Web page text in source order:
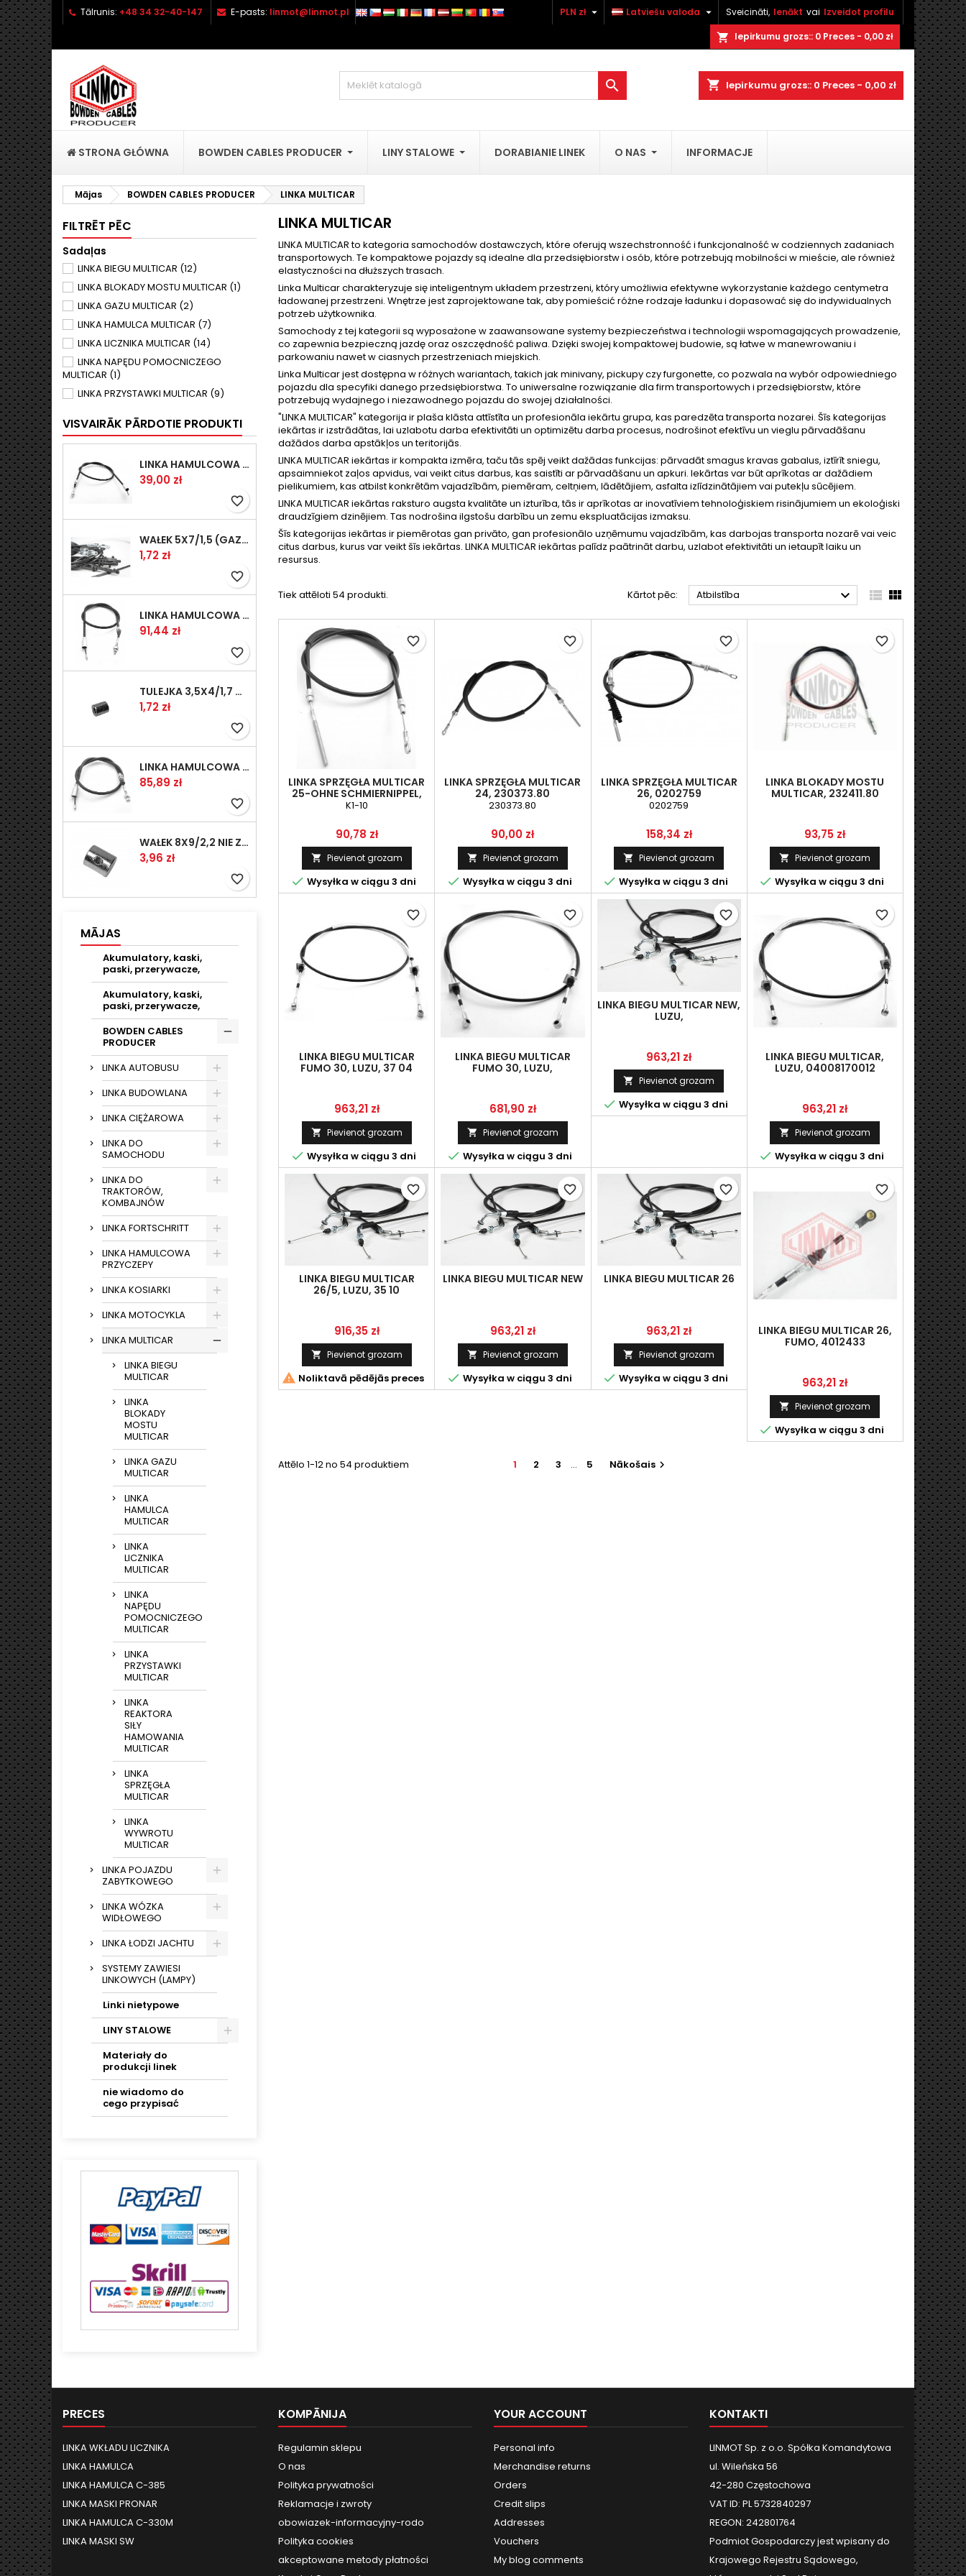
×
×
Wishlist name
Atsaukt Create wishlist
×
((confirmMessage))
×
You need to be logged in to save products in your wishlist.
Tālrunis: +48 34 32-40-147 E-pasts: linmot@linmot.pl Sveicināti, Ienākt vai Izveidot profilu
Latviešu valoda 
PLN zł 
shopping_cart Iepirkumu grozs:: 0 Preces - 0,00 zł
shopping_cart Iepirkumu grozs:: 0 Preces - 0,00 zł

STRONA GŁÓWNA BOWDEN CABLES PRODUCER LINY STALOWE DORABIANIE LINEK O NAS INFORMACJE
Mājas BOWDEN CABLES PRODUCER LINKA MULTICAR
FILTRĒT PĒC
Sadaļas
LINKA BIEGU MULTICAR (12)
LINKA BLOKADY MOSTU MULTICAR (1)
LINKA GAZU MULTICAR (2)
LINKA HAMULCA MULTICAR (7)
LINKA LICZNIKA MULTICAR (14)
LINKA NAPĘDU POMOCNICZEGO
MULTICAR (1)
LINKA PRZYSTAWKI MULTICAR (9)
MULTICAR(3)
LINKA SPRZĘGŁA MULTICAR(4)
LINKA WYWROTU MULTICAR(1)
VISVAIRĀK PĀRDOTIE PRODUKTI
LINKA HAMULCOWA PRZYCZEPY KNOTT 1440/1230 33921-1.14
Cena
39,00 zł
favorite_border
WAŁEK 5X7/1,5 (GAZ WSK)(PR5)
Cena
1,72 zł
favorite_border
LINKA HAMULCOWA PRZYCZEPY KNOTT 1240/1030 33921-1.11S
Cena
91,44 zł
favorite_border
TULEJKA 3,5X4/1,7 GAZÓW -OCYNK
Cena
1,72 zł
favorite_border
LINKA HAMULCOWA PRZYCZEPY KNOTT 1040/830 33921-1.07S
Cena
85,89 zł
favorite_border
WAŁEK 8X9/2,2 NIE ZAMAWIAĆ
Cena
3,96 zł
favorite_border
MĀJAS
Akumulatory, kaski,
paski, przerywacze,
Akumulatory, kaski,
paski, przerywacze,
BOWDEN CABLES
PRODUCER
LINKA AUTOBUSU
LINKA BUDOWLANA
LINKA CIĘŻAROWA
LINKA DO
SAMOCHODU
LINKA DO
TRAKTORÓW,
KOMBAJNÓW
LINKA FORTSCHRITT
LINKA HAMULCOWA
PRZYCZEPY
LINKA KOSIARKI
LINKA MOTOCYKLA
LINKA MULTICAR
LINKA BIEGU
MULTICAR
LINKA
BLOKADY
MOSTU
MULTICAR
LINKA GAZU
MULTICAR
LINKA
HAMULCA
MULTICAR
LINKA
LICZNIKA
MULTICAR
LINKA
NAPĘDU
POMOCNICZEGO
MULTICAR
LINKA
PRZYSTAWKI
MULTICAR
LINKA
REAKTORA
SIŁY
HAMOWANIA
MULTICAR
LINKA
SPRZĘGŁA
MULTICAR
LINKA
WYWROTU
MULTICAR
LINKA POJAZDU
ZABYTKOWEGO
LINKA WÓZKA
WIDŁOWEGO
LINKA ŁODZI JACHTU
SYSTEMY ZAWIESI
LINKOWYCH (LAMPY)
Linki nietypowe
LINY STALOWE
Materiały do
produkcji linek
nie wiadomo do
cego przypisać
LINKA MULTICAR
LINKA MULTICAR to kategoria samochodów dostawczych, które oferują wszechstronność i funkcjonalność w codziennych zadaniach
transportowych. Te kompaktowe pojazdy są idealne dla przedsiębiorstw i osób, które potrzebują mobilności w mieście, ale również
elastyczności na dłuższych trasach.
Linka Multicar charakteryzuje się inteligentnym układem przestrzeni, który umożliwia efektywne wykorzystanie każdego centymetra
ładowanej przestrzeni. Wnętrze jest zaprojektowane tak, aby pomieścić różne rodzaje ładunku i dopasować się do indywidualnych
potrzeb użytkownika.
Samochody z tej kategorii są wyposażone w zaawansowane systemy bezpieczeństwa i technologii wspomagających prowadzenie,
co zapewnia bezpieczną jazdę oraz oszczędność paliwa. Dzięki swojej kompaktowej budowie, są łatwe w manewrowaniu i
parkowaniu nawet w ciasnych przestrzeniach miejskich.
Linka Multicar jest dostępna w różnych wariantach, takich jak minivany, pickupy czy furgonette, co pozwala na wybór odpowiedniego
pojazdu dla specyfiki danego przedsiębiorstwa. To uniwersalne rozwiązanie dla firm transportowych i przedsiębiorstw, które
potrzebują wydajnego i niezawodnego pojazdu do swojej działalności.
"LINKA MULTICAR" kategorija ir plaša klāsta attīstīta un profesionāla iekārtu grupa, kas paredzēta transporta nozarei. Šīs kategorijas
iekārtas ir izstrādātas, lai uzlabotu darba efektivitāti un optimizētu darba procesus, nodrošinot efektīvu un vieglu pārvadāšanu
dažādos darba apstākļos un teritorijās.
LINKA MULTICAR iekārtas ir kompakta izmēra, taču tās spēj veikt dažādas funkcijas: pārvadāt smagus kravas gabalus, iztīrīt sniegu,
apsaimniekot zaļos apvidus, vai veikt citus darbus, kas saistīti ar pārvadāšanu un apkuri. Iekārtas var būt aprīkotas ar dažādiem
pielikumiem, kas atbilst konkrētām vajadzībām, piemēram, celtņiem, lādētājiem, asfalta izlīdzinātājiem vai putekļu sūcējiem.
LINKA MULTICAR iekārtas raksturo augsta kvalitāte un izturība, tās ir aprīkotas ar inovatīviem tehnoloģiskiem risinājumiem un ekoloģiski
draudzīgiem dzinējiem. Tas nodrošina ilgstošu darbību un zemu ekspluatācijas izmaksu.
Šīs kategorijas iekārtas ir piemērotas gan privāto, gan profesionālo uzņēmumu vajadzībām, kas darbojas transporta nozarē vai veic
citus darbus, kurus var veikt šīs iekārtas. LINKA MULTICAR iekārtas palīdz paātrināt darbu, uzlabot efektivitāti un ietaupīt laiku un
resursus.
Tiek attēloti 54 produkti. Kārtot pēc: Atbilstība   
LINKA SPRZĘGŁA MULTICAR
25-OHNE SCHMIERNIPPEL,
232851.80
K1-10
Cena
90,78 zł
 Pievienot grozam
 Wysyłka w ciągu 3 dni
favorite_border
LINKA SPRZĘGŁA MULTICAR
24, 230373.80
230373.80
Cena
90,00 zł
 Pievienot grozam
 Wysyłka w ciągu 3 dni
favorite_border
LINKA SPRZĘGŁA MULTICAR
26, 0202759
0202759
Cena
158,34 zł
 Pievienot grozam
 Wysyłka w ciągu 3 dni
favorite_border
LINKA BLOKADY MOSTU
MULTICAR, 232411.80
Cena
93,75 zł
 Pievienot grozam
 Wysyłka w ciągu 3 dni
favorite_border
LINKA BIEGU MULTICAR
FUMO 30, LUZU, 37 04
Cena
963,21 zł
 Pievienot grozam
 Wysyłka w ciągu 3 dni
favorite_border
LINKA BIEGU MULTICAR
FUMO 30, LUZU,
Cena
681,90 zł
 Pievienot grozam
 Wysyłka w ciągu 3 dni
favorite_border
LINKA BIEGU MULTICAR NEW,
LUZU,
Cena
963,21 zł
 Pievienot grozam
 Wysyłka w ciągu 3 dni
favorite_border
LINKA BIEGU MULTICAR,
LUZU, 04008170012
Cena
963,21 zł
 Pievienot grozam
 Wysyłka w ciągu 3 dni
favorite_border
LINKA BIEGU MULTICAR
26/5, LUZU, 35 10
Cena
916,35 zł
 Pievienot grozam
 Noliktavā pēdējās preces
favorite_border
LINKA BIEGU MULTICAR NEW
Cena
963,21 zł
 Pievienot grozam
 Wysyłka w ciągu 3 dni
favorite_border
LINKA BIEGU MULTICAR 26
Cena
963,21 zł
 Pievienot grozam
 Wysyłka w ciągu 3 dni
favorite_border
LINKA BIEGU MULTICAR 26,
FUMO, 4012433
Cena
963,21 zł
 Pievienot grozam
 Wysyłka w ciągu 3 dni
favorite_border
Attēlo 1-12 no 54 produktiem 1 2 3 … 5 Nākošais 
PRECES
LINKA WKŁADU LICZNIKA
LINKA HAMULCA
LINKA HAMULCA C-385
LINKA MASKI PRONAR
LINKA HAMULCA C-330M
LINKA MASKI SW
KOMPĀNIJA
Regulamin sklepu
O nas
Polityka prywatności
Reklamacje i zwroty
obowiazek-informacyjny-rodo
Polityka cookies
akceptowane metody płatności
YOUR ACCOUNT
Personal info
Merchandise returns
Orders
Credit slips
Addresses
Vouchers
My blog comments
KONTAKTI
LINMOT Sp. z o.o. Spółka Komandytowa
ul. Wileńska 56
42-280 Częstochowa
VAT ID: PL 5732840297
REGON: 242801764
Podmiot Gospodarczy jest wpisany do
Krajowego Rejestru Sądowego,